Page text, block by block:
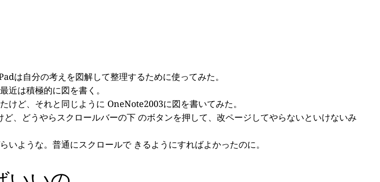
は自分の考えを図解して整理するために使ってみた。
近は積極的に図を書く。
ど、それと同じように OneNote2003に図を書いてみた。
、どうやらスクロールバーの下 のボタンを押して、改ページしてやらないといけないみ
ような。普通にスクロールで きるようにすればよかったのに。